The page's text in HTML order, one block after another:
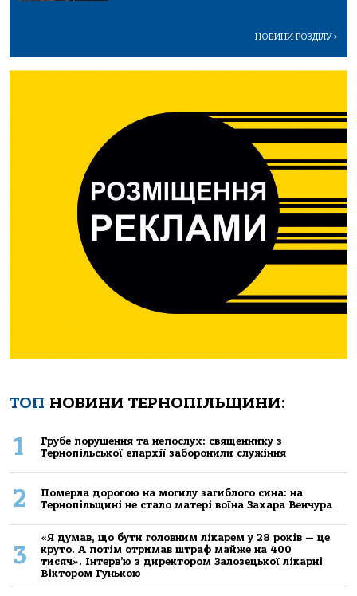
НОВИНИ РОЗДІЛУ>
ТОП НОВИНИ ТЕРНОПІЛЬЩИНИ:
1
Грубе порушення та непослух: священнику з
Тернопільської єпархії заборонили служіння
2
Померла дорогою на могилу загиблого сина: на
Тернопільщині не стало матері воїна Захара Венчура
3
«Я думав, що бути головним лікарем у 28 років — це
круто. А потім отримав штраф майже на 400
тисяч». Інтерв’ю з директором Залозецької лікарні
Віктором Гунькою